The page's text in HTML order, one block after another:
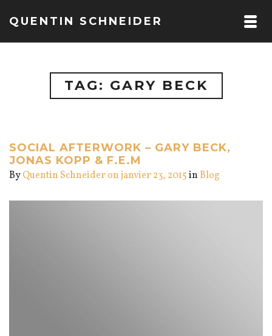
QUENTIN SCHNEIDER
TAG: GARY BECK
SOCIAL AFTERWORK – GARY BECK,
JONAS KOPP & F.E.M
ByQuentin Schneideron janvier 23, 2015in Blog